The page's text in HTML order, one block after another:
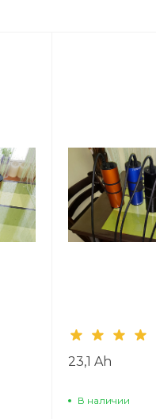
23,1 Ah
В наличии